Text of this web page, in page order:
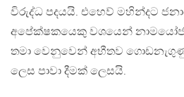
විරුද්ධ පදයයි. එහෙව් මහින්දට
අපේක්ෂකයෙකු වශයෙන්
තමා වෙනුවෙන් අභීතව
ලෙස පාවා දීමක් ලෙසයි.